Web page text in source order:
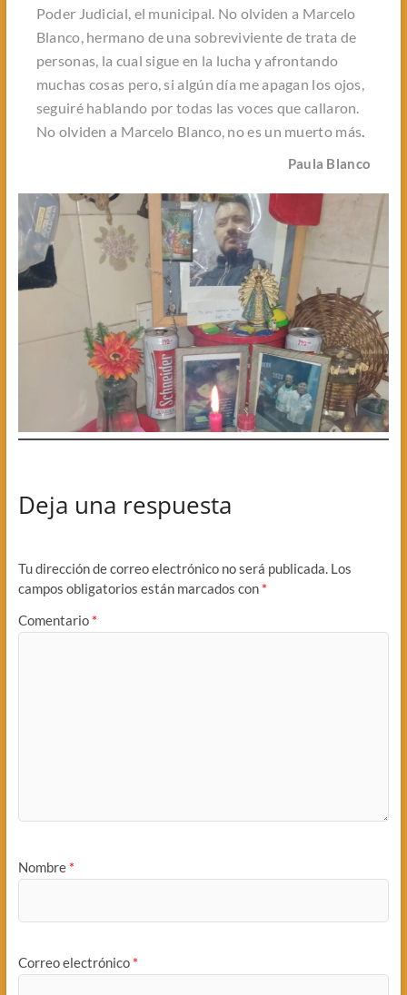
Poder Judicial, el municipal. No olviden a Marcelo
Blanco, hermano de una sobreviviente de trata de
personas, la cual sigue en la lucha y afrontando
muchas cosas pero, si algún día me apagan los ojos,
seguiré hablando por todas las voces que callaron.
No olviden a Marcelo Blanco, no es un muerto más.
Paula Blanco
Deja una respuesta
Tu dirección de correo electrónico no será publicada. Los
campos obligatorios están marcados con *
Comentario *
Nombre *
Correo electrónico *